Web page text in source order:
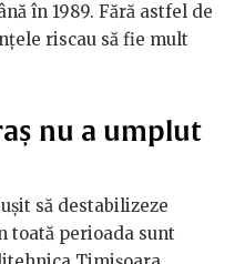
în 1989. Fără astfel de
riscau să fie mult
nu a umplut
să destabilizeze
toată perioada sunt